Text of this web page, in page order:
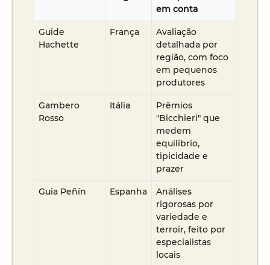
em conta
Guide
Hachette
França
Avaliação
detalhada por
região, com foco
em pequenos
produtores
Gambero
Rosso
Itália
Prêmios
"Bicchieri" que
medem
equilíbrio,
tipicidade e
prazer
Guia Peñín Espanha
Análises
rigorosas por
variedade e
terroir, feito por
especialistas
locais